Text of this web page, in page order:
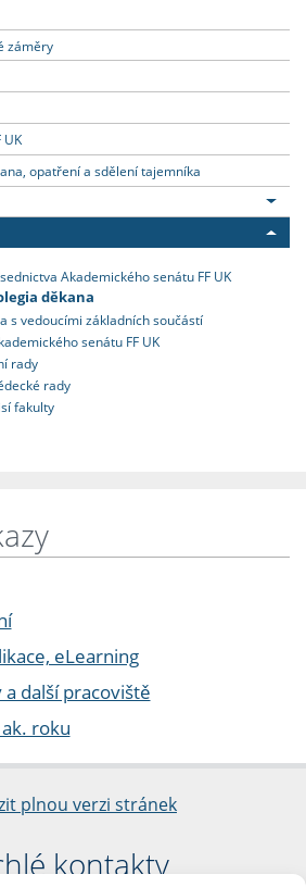
záměry
UK
opatření a sdělení tajemníka
Akademického senátu FF UK
děkana
s vedoucími základních součástí
senátu FF UK
rady
rady
fakulty
eLearning
další pracoviště
roku
plnou verzi stránek
kontakty